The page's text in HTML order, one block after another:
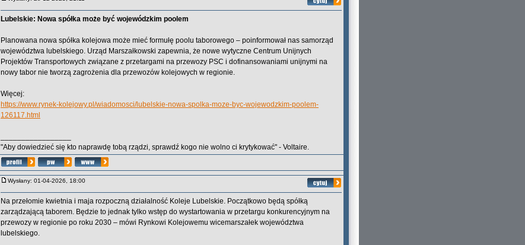
Lubelskie: Nowa spółka może być wojewódzkim poolem
Planowana nowa spółka kolejowa może mieć formułę poolu taborowego – poinformował nas samorząd
województwa lubelskiego. Urząd Marszałkowski zapewnia, że nowe wytyczne Centrum Unijnych
Projektów Transportowych związane z przetargami na przewozy PSC i dofinansowaniami unijnymi na
nowy tabor nie tworzą zagrożenia dla przewozów kolejowych w regionie.
Więcej:
https://www.rynek-kolejowy.pl/wiadomosci/lubelskie-nowa-spolka-moze-byc-wojewodzkim-poolem-
126117.html
"Aby dowiedzieć się kto naprawdę tobą rządzi, sprawdź kogo nie wolno ci krytykować" - Voltaire.
Wysłany: 01-04-2026, 18:00
Na przełomie kwietnia i maja rozpoczną działalność Koleje Lubelskie. Początkowo będą spółką
zarządzającą taborem. Będzie to jednak tylko wstęp do wystartowania w przetargu konkurencyjnym na
przewozy w regionie po roku 2030 – mówi Rynkowi Kolejowemu wicemarszałek województwa
lubelskiego.